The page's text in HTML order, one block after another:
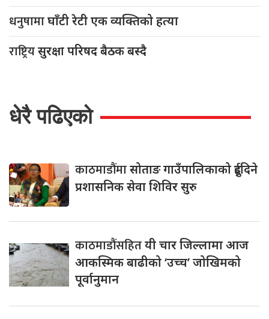
धनुषामाघाँटी रेटी एक व्यक्तिको हत्या
राष्ट्रियसुरक्षा परिषद बैठक बस्दै
धेरै पढिएको
काठमाडौंमासोताङ गाउँपालिकाको दुईदिने
प्रशासनिक सेवा शिविर सुरु
काठमाडौंसहितयी चार जिल्लामा आज
आकस्मिक बाढीको ‘उच्च’ जोखिमको
पूर्वानुमान